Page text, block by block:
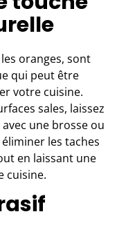
oranges, sont
qui peut être
votre cuisine.
sales, laissez
une brosse ou
les taches
en laissant une
cuisine.